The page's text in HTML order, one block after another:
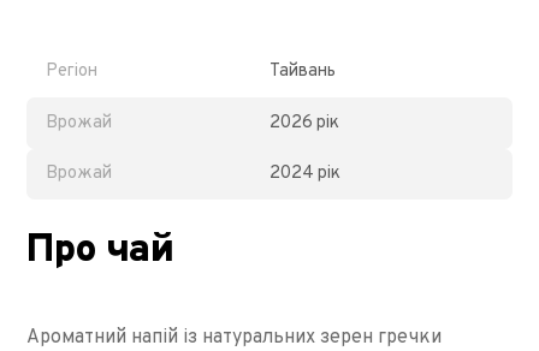
Регіон Тайвань
Врожай 2026 рік
Врожай 2024 рік
Про чай
Ароматний напій із натуральних зерен гречки